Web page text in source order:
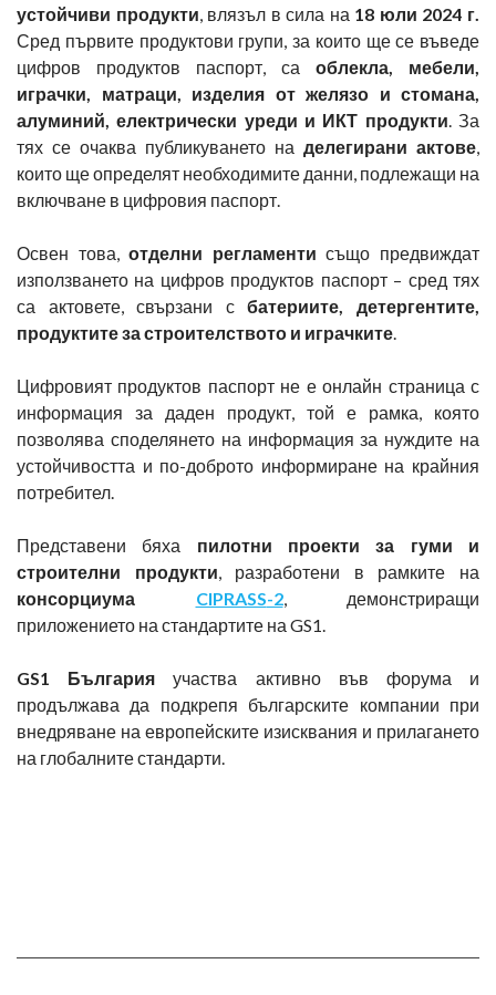
устойчиви продукти, влязъл в сила на 18 юли 2024 г.
Сред първите продуктови групи, за които ще се въведе
цифров продуктов паспорт, са облекла, мебели,
играчки, матраци, изделия от желязо и стомана,
алуминий, електрически уреди и ИКТ продукти. За
тях се очаква публикуването на делегирани актове,
които ще определят необходимите данни, подлежащи на
включване в цифровия паспорт.
Освен това,отделни регламенти също предвиждат
използването на цифров продуктов паспорт – сред тях
са актовете, свързани сбатериите, детергентите,
продуктите за строителството и играчките.
Цифровият продуктов паспорт не е онлайн страница с
информация за даден продукт, той е рамка, която
позволява споделянето на информация за нуждите на
устойчивостта и по-доброто информиране на крайния
потребител.
Представени бяха пилотни проекти за гуми и
строителни продукти, разработени в рамките на
консорциума CIPRASS-2, демонстриращи
приложението на стандартите на GS1.
GS1 България участва активно във форума и
продължава да подкрепя българските компании при
внедряване на европейските изисквания и прилагането
на глобалните стандарти.